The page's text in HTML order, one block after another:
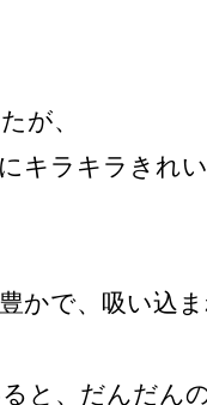
が、
キラキラきれ
かで、吸い込
と、だんだん